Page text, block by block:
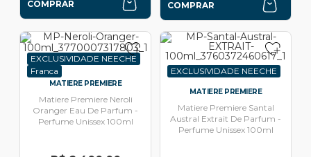
COMPRAR COMPRAR
EXCLUSIVIDADE NEECHE
Franca
MATIERE PREMIERE
Matiere Premiere Neroli
Oranger Eau De Parfum -
Perfume Unissex 100ml
EXCLUSIVIDADE NEECHE
MATIERE PREMIERE
Matiere Premiere Santal
Austral Extrait De Parfum -
Perfume Unissex 100ml